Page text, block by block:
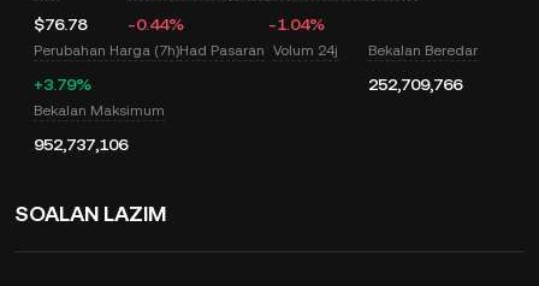
$76.78 -0.44% -1.04%
Perubahan Harga (7h)
+3.79%
Had Pasaran Volum 24j Bekalan Beredar
252,709,766
Bekalan Maksimum
952,737,106
SOALAN LAZIM